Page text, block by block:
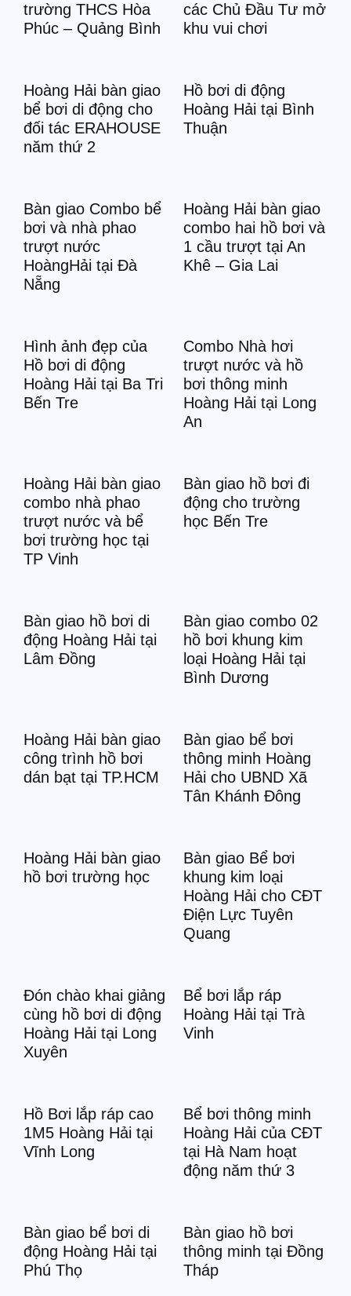
trường THCS Hòa
Phúc – Quảng Bình
các Chủ Đầu Tư mở
khu vui chơi
Hoàng Hải bàn giao
bể bơi di động cho
đối tác ERAHOUSE
năm thứ 2
Hồ bơi di động
Hoàng Hải tại Bình
Thuận
Bàn giao Combo bể
bơi và nhà phao
trượt nước
HoàngHải tại Đà
Nẵng
Hoàng Hải bàn giao
combo hai hồ bơi và
1 cầu trượt tại An
Khê – Gia Lai
Hình ảnh đẹp của
Hồ bơi di động
Hoàng Hải tại Ba Tri
Bến Tre
Combo Nhà hơi
trượt nước và hồ
bơi thông minh
Hoàng Hải tại Long
An
Hoàng Hải bàn giao
combo nhà phao
trượt nước và bể
bơi trường học tại
TP Vinh
Bàn giao hồ bơi đi
động cho trường
học Bến Tre
Bàn giao hồ bơi di
động Hoàng Hải tại
Lâm Đồng
Bàn giao combo 02
hồ bơi khung kim
loại Hoàng Hải tại
Bình Dương
Hoàng Hải bàn giao
công trình hồ bơi
dán bạt tại TP.HCM
Bàn giao bể bơi
thông minh Hoàng
Hải cho UBND Xã
Tân Khánh Đông
Hoàng Hải bàn giao
hồ bơi trường học
Bàn giao Bể bơi
khung kim loại
Hoàng Hải cho CĐT
Điện Lực Tuyên
Quang
Đón chào khai giảng
cùng hồ bơi di động
Hoàng Hải tại Long
Xuyên
Bể bơi lắp ráp
Hoàng Hải tại Trà
Vinh
Hồ Bơi lắp ráp cao
1M5 Hoàng Hải tại
Vĩnh Long
Bể bơi thông minh
Hoàng Hải của CĐT
tại Hà Nam hoạt
động năm thứ 3
Bàn giao bể bơi di
động Hoàng Hải tại
Phú Thọ
Bàn giao hồ bơi
thông minh tại Đồng
Tháp